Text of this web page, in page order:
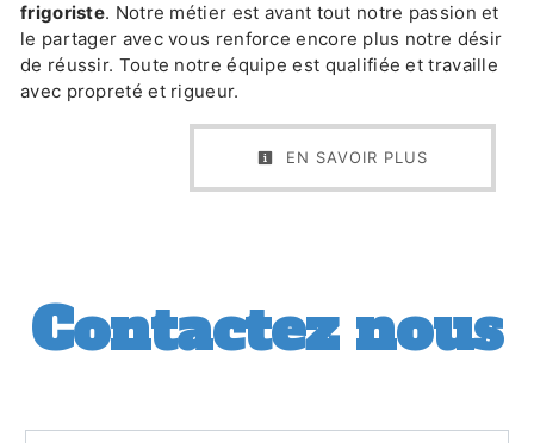
frigoriste. Notre métier est avant tout notre passion et
le partager avec vous renforce encore plus notre désir
de réussir. Toute notre équipe est qualifiée et travaille
avec propreté et rigueur.
EN SAVOIR PLUS
Contactez nous